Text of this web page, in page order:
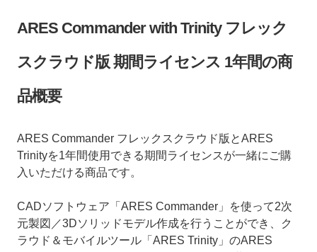
ARES Commander with Trinity フレック
スクラウド版 期間ライセンス 1年間の商
品概要
ARES Commander フレックスクラウド版とARES
Trinityを1年間使用できる期間ライセンスが一緒にご購
入いただける商品です。
CADソフトウェア「ARES Commander」を使って2次
元製図／3Dソリッドモデル作成を行うことができ、ク
ラウド＆モバイルツール「ARES Trinity」のARES